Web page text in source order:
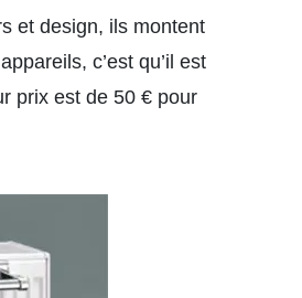
et design, ils montent
c’est qu’il est
prix est de 50 € pour